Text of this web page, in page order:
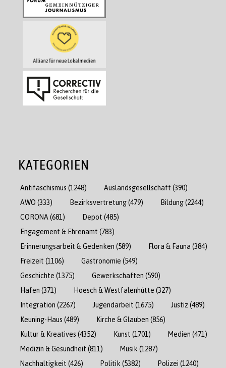
KATEGORIEN
Antifaschismus (1248) Auslandsgesellschaft (390)
AWO (333) Bezirksvertretung(479) Bildung(2244)
CORONA (681) Depot (485)
Engagement & Ehrenamt (783)
Erinnerungsarbeit & Gedenken (589) Flora & Fauna (384)
Freizeit (1106) Gastronomie (549)
Geschichte (1375) Gewerkschaften (590)
Hafen (371) Hoesch & Westfalenhütte (327)
Integration (2267) Jugendarbeit (1675) Justiz(489)
Keuning-Haus (489) Kirche & Glauben (856)
Kultur & Kreatives (4352) Kunst (1701) Medien (471)
Medizin & Gesundheit (811) Musik (1287)
Nachhaltigkeit (426) Politik (5382) Polizei (1240)